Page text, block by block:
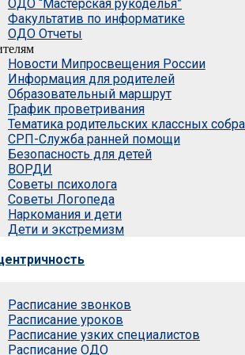
ОДО “Мастерская рукоделья”
Факультатив по информатике
ОДО Отчеты
Новости Мипросвещения России
Информация для родителей
Образовательный маршрут
График проветривания
Тематика родительских классных
СРП-Служба ранней помощи
Безопасность для детей
ВОРДИ
Советы психолога
Советы Логопеда
Наркомания и дети
Дети и экстремизм
Расписание звонков
Расписание уроков
Расписание узких специалистов
Расписание ОДО